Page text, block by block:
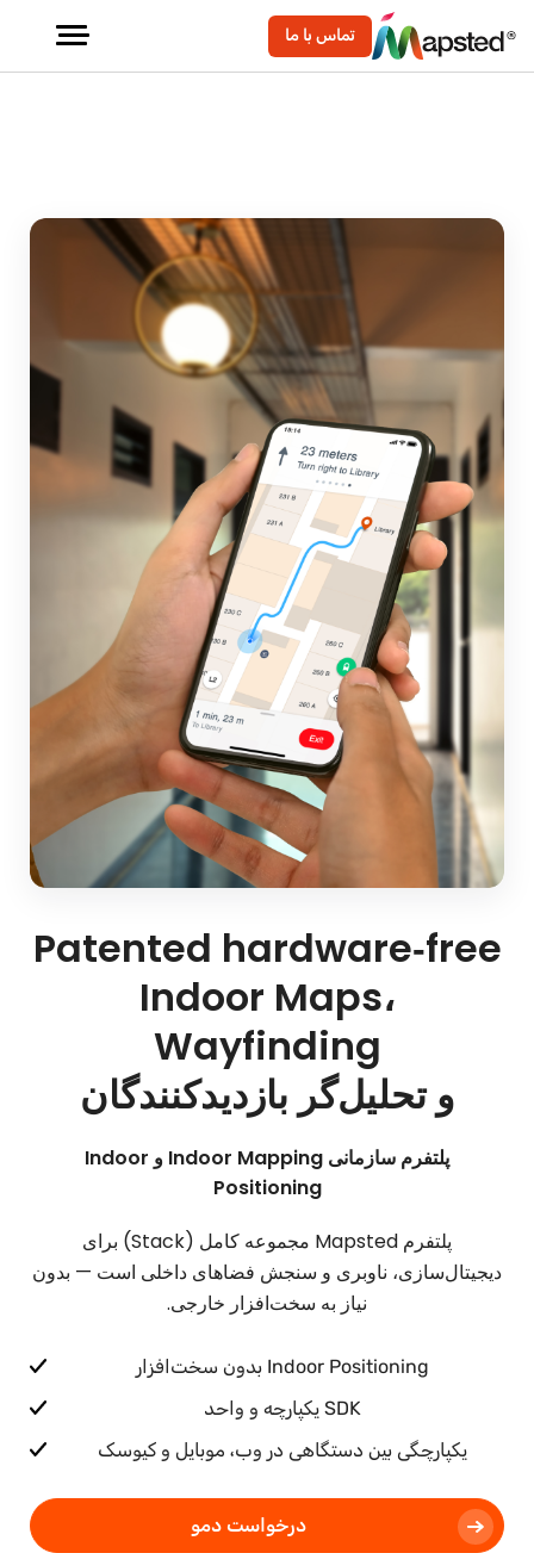
تماس با ما
Patented hardware‑free
Indoor Maps،
Wayfinding
و تحلیل‌گر بازدیدکنندگان
پلتفرم سازمانی Indoor Mapping و Indoor
Positioning
پلتفرم Mapsted مجموعه کامل (Stack) برای
دیجیتال‌سازی، ناوبری و سنجش فضاهای داخلی است — بدون
نیاز به سخت‌افزار خارجی.
Indoor Positioning بدون سخت‌افزار
SDK یکپارچه و واحد
یکپارچگی بین دستگاهی در وب، موبایل و کیوسک
درخواست دمو